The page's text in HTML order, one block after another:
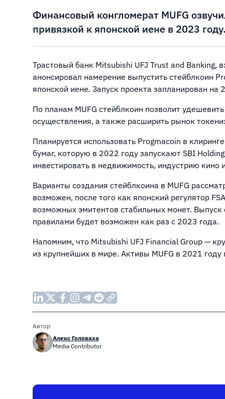
Финансовый конгломерат MUFG
привязкой к японской иене в 2023 году.
Трастовый банк Mitsubishi UFJ Trust and Banking,
анонсировал намерение выпустить стейблкоин
японской иене. Запуск проекта запланирован на
По планам MUFG стейблкоин позволит
осуществления, а также расширить рынок
Планируется использовать Progmacoin в
бумаг, которую в 2022 году запускают SBI
инвестировать в недвижимость, индустрию кино
Варианты создания стейблкоина в MUFG
возможен, после того как японский регулятор
возможных эмитентов стабильных монет.
правилами будет возможен как раз с 2023 года.
Напомним, что Mitsubishi UFJ Financial Group —
из крупнейших в мире. Активы MUFG в 2021
Автор
Алекс Головаха
Media Contributor